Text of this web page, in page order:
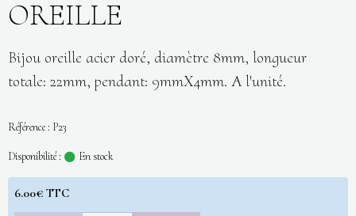
OREILLE
Bijou oreille acier doré, diamètre 8mm, longueur
totale: 22mm, pendant: 9mmX4mm. A l'unité.
Référence : P23
Disponibilité : En stock
6.00€ TTC